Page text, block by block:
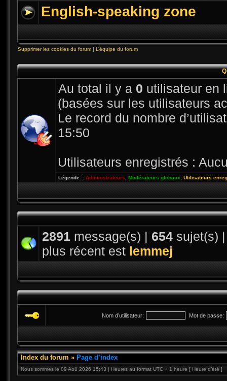
English-speaking zone
Supprimer les cookies du forum | L’équipe du forum
Au total il y a 0 utilisateur en
(basées sur les utilisateurs
Le record du nombre
15:50
Utilisateurs enregistrés :
Légende :: Administrateurs Modérateurs globaux Utilisateurs
2891 message(s) | 654 sujet(s)
plus récent est lemmej
Nom d’utilisateur: Mot de passe:
Index du forum » Page d’index
Nous sommes le 09 Aoû 2026 15:43 | Heures au format UTC + 1 heure [ Heure d’été ]